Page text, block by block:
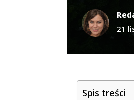
21
Spis treści